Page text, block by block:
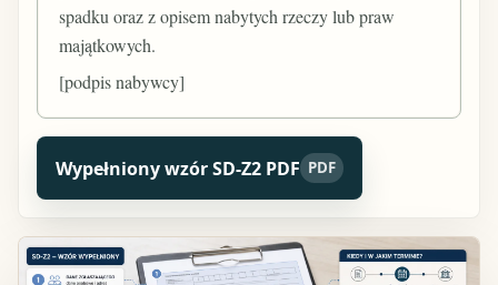
spadku oraz z opisem nabytych rzeczy lub praw
majątkowych.
[podpis nabywcy]
Wypełniony wzór SD-Z2 PDF PDF